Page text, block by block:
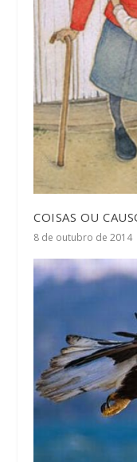
COISAS OU
8 de outubro de 2014